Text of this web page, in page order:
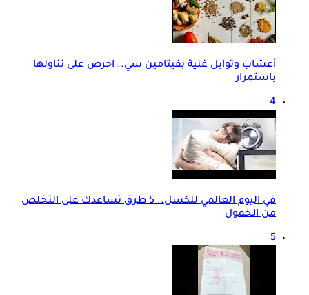
أعشاب وتوابل غنية بفيتامين سي.. احرص على تناولها
باستمرار
4
في اليوم العالمي للكسل.. 5 طرق تساعدك على التخلص
من الخمول
5